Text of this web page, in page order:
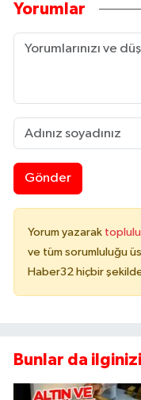
Yorumlar
Gönder
Yorum yazarak
ve tüm sorumluluğu
Haber32 hiçbir
Bunlar da